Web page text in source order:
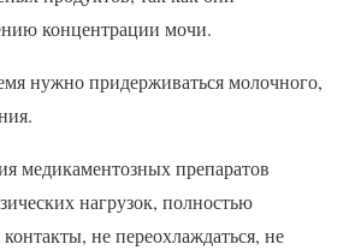
концентрации мочи.
нужно придерживаться молочного,
медикаментозных препаратов
нагрузок, полностью
не переохлаждаться, не